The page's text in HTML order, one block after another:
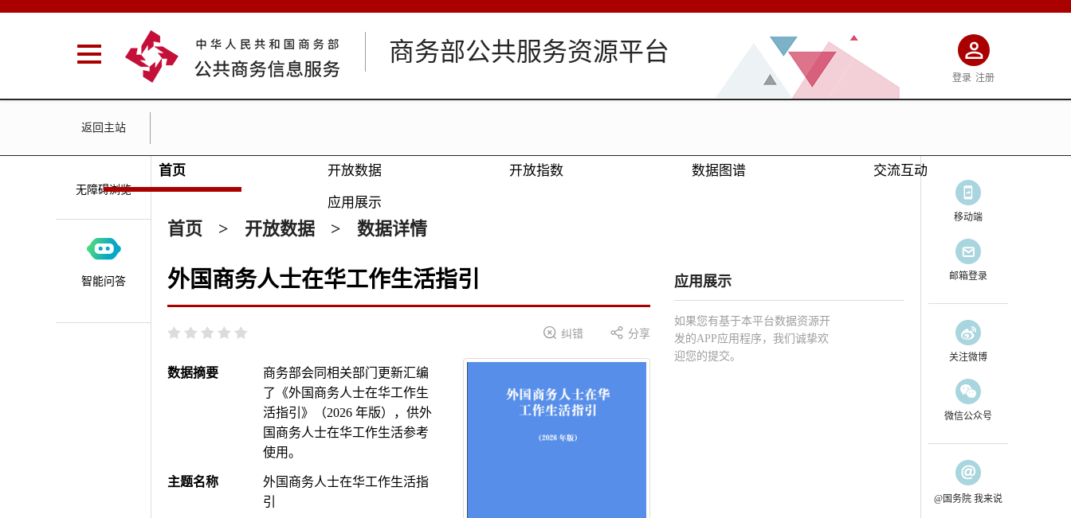
商务部公共服务资源平台
登录 注册
返回主站
首页 开放数据 开放指数 数据图谱 交流互动
应用展示
首页 > 开放数据 > 数据详情
外国商务人士在华工作生活指引
      纠错  分享
数据摘要
商务部会同相关部门更新汇编
了《外国商务人士在华工作生
活指引》（2026 年版），供外
国商务人士在华工作生活参考
使用。
主题名称
外国商务人士在华工作生活指
引
应用展示
如果您有基于本平台数据资源开
发的APP应用程序，我们诚挚欢
迎您的提交。
无障碍浏览
智能问答
移动端
邮箱登录
关注微博
微信公众号
@国务院 我来说